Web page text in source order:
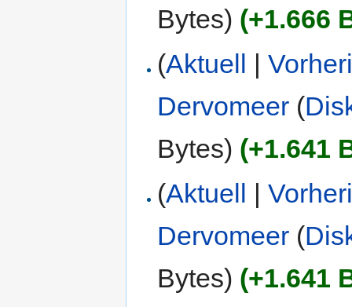
Bytes) (+1.666
(Aktuell |
Dervomeer (
Bytes) (+1.641
(Aktuell |
Dervomeer (
Bytes) (+1.641